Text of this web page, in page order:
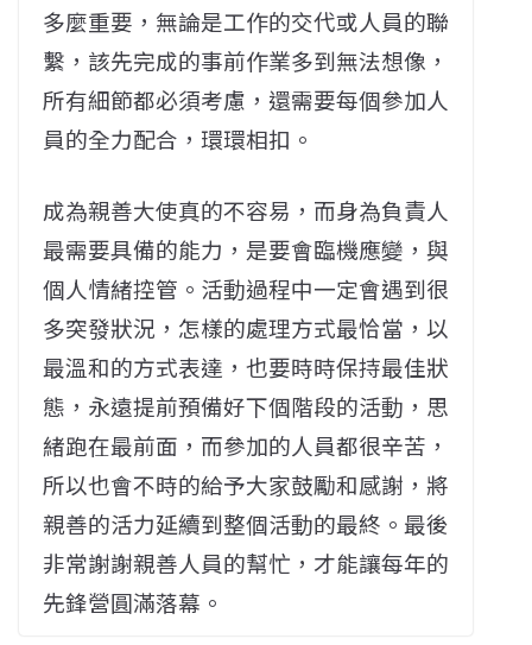
多麼重要，無論是工作的交代或人員的聯
繫，該先完成的事前作業多到無法想像，
所有細節都必須考慮，還需要每個參加人
員的全力配合，環環相扣。
成為親善大使真的不容易，而身為負責人
最需要具備的能力，是要會臨機應變，與
個人情緒控管。活動過程中一定會遇到很
多突發狀況，怎樣的處理方式最恰當，以
最溫和的方式表達，也要時時保持最佳狀
態，永遠提前預備好下個階段的活動，思
緒跑在最前面，而參加的人員都很辛苦，
所以也會不時的給予大家鼓勵和感謝，將
親善的活力延續到整個活動的最終。最後
非常謝謝親善人員的幫忙，才能讓每年的
先鋒營圓滿落幕。